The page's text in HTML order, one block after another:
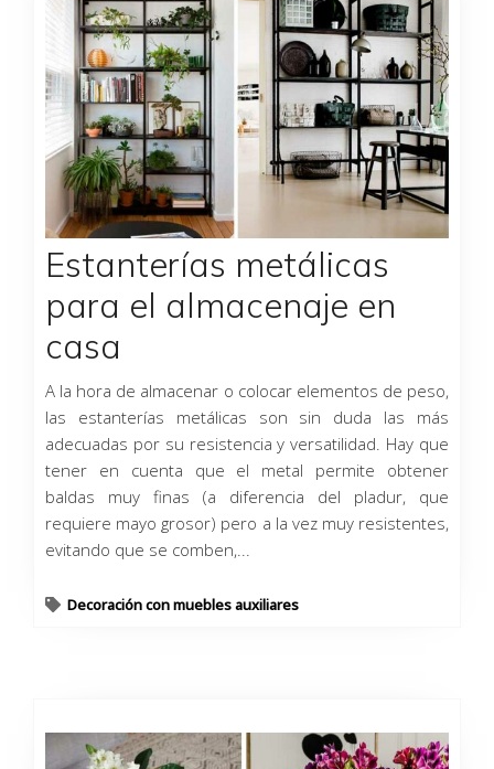
Estanterías metálicas
para el almacenaje en
casa
A la hora de almacenar o colocar elementos de peso,
las estanterías metálicas son sin duda las más
adecuadas por su resistencia y versatilidad. Hay que
tener en cuenta que el metal permite obtener
baldas muy finas (a diferencia del pladur, que
requiere mayo grosor) pero a la vez muy resistentes,
evitando que se comben,...
Decoración con muebles auxiliares